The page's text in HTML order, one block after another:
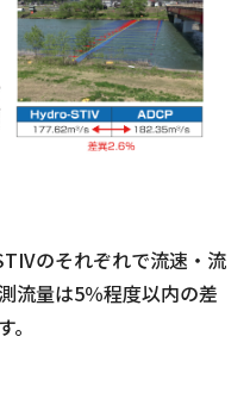
のそれぞれで流速・流
流量は5％程度以内の差